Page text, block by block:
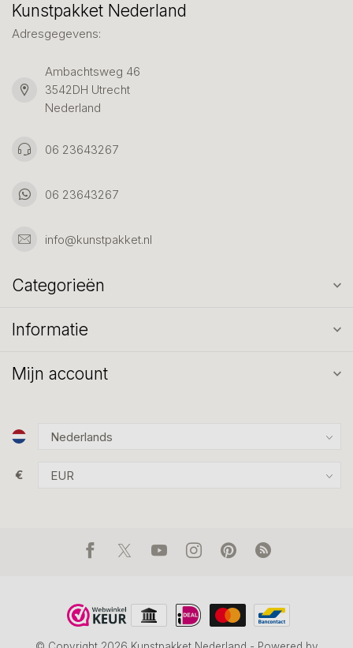
Kunstpakket Nederland
Adresgegevens:
Ambachtsweg 46
3542DH Utrecht
Nederland
06 23643267
06 23643267
info@kunstpakket.nl
Categorieën
Informatie
Mijn account
€